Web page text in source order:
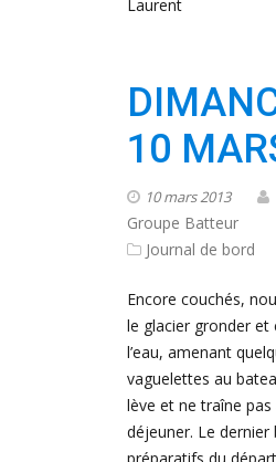
Laurent
10
10 mars 2013
Groupe Batteur
Journal de bord
Encore couchés,
le glacier gronder et
l’eau, amenant
vaguelettes au
lève et ne traîne
déjeuner. Le dernier